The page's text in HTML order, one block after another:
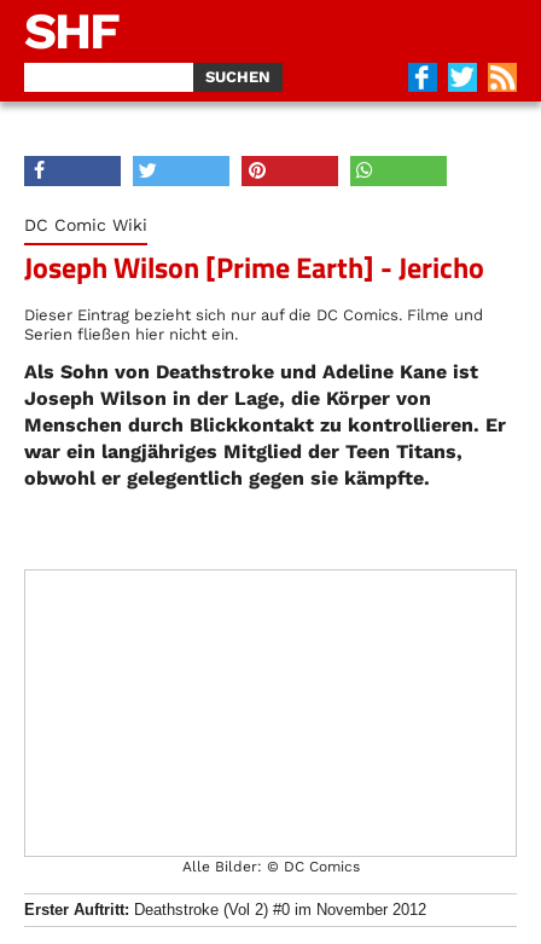
SHF
DC Comic Wiki
Joseph Wilson [Prime Earth] - Jericho
Dieser Eintrag bezieht sich nur auf die DC Comics. Filme und
Serien fließen hier nicht ein.
Als Sohn von Deathstroke und Adeline Kane ist
Joseph Wilson in der Lage, die Körper von
Menschen durch Blickkontakt zu kontrollieren. Er
war ein langjähriges Mitglied der Teen Titans,
obwohl er gelegentlich gegen sie kämpfte.
Alle Bilder: © DC Comics
Erster Auftritt: Deathstroke (Vol 2) #0 im November 2012